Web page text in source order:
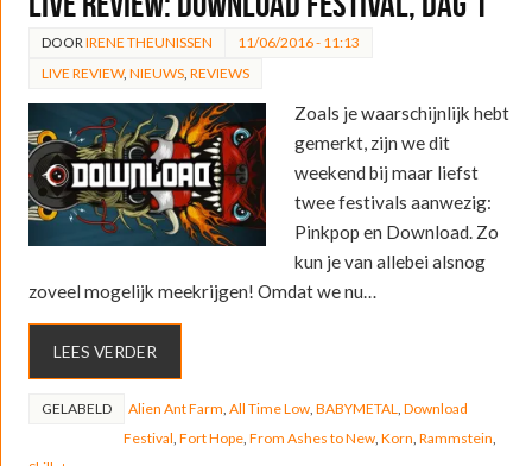
DOOR IRENE THEUNISSEN
11/06/2016 - 11:13
LIVE REVIEW, NIEUWS, REVIEWS
Zoals je waarschijnlijk hebt
gemerkt, zijn we dit
weekend bij maar liefst
twee festivals aanwezig:
Pinkpop en Download. Zo
kun je van allebei alsnog
zoveel mogelijk meekrijgen! Omdat we nu…
LEES VERDER
GELABELD Alien Ant Farm All Time Low, BABYMETAL Download
Festival Fort Hope, From Ashes to New, Korn Rammstein